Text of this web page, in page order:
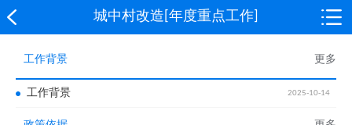
城中村改造[年度重点工作]
工作背景 更多
工作背景 2025-10-14